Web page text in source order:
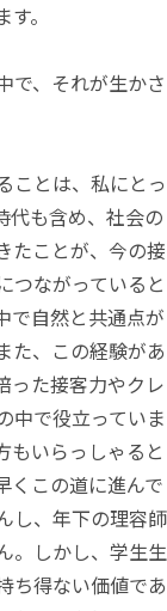
。
で、それが生かさ
ことは、私にとっ
代も含め、社会の
たことが、今の接
つながっていると
で自然と共通点が
た、この経験があ
った接客力やクレ
中で役立っていま
もいらっしゃると
くこの道に進んで
し、年下の理容師
。しかし、学生生
ち得ない価値であ